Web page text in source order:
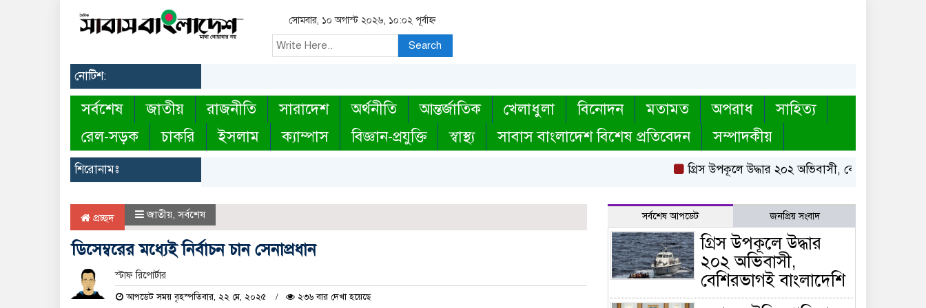
সোমবার, ১০ অগাস্ট ২০২৬, ১০:০২ পূর্বাহ্ন
Search
নোটিশ:
সর্বশেষ জাতীয় রাজনীতি সারাদেশ অর্থনীতি আন্তর্জাতিক খেলাধুলা বিনোদন মতামত অপরাধ
সাহিত্য
রেল-সড়ক
চাকরি ইসলাম ক্যাম্পাস বিজ্ঞান-প্রযুক্তি স্বাস্থ্য সাবাস বাংলাদেশ বিশেষ প্রতিবেদন সম্পাদকীয়
শিরোনামঃ গ্রিস উপকূলে উদ্ধার ২০২ অভিবাসী, বেশিরভাগই বাংলাদেশি
প্রচ্ছদ জাতীয়,সর্বশেষ
ডিসেম্বরের মধ্যেই নির্বাচন চান সেনাপ্রধান
স্টাফ রিপোর্টার
আপডেট সময় বৃহস্পতিবার, ২২ মে, ২০২৫ ২৩৬ বার দেখা হয়েছে
সর্বশেষ আপডেট জনপ্রিয় সংবাদ
গ্রিস উপকূলে উদ্ধার
২০২ অভিবাসী,
বেশিরভাগই বাংলাদেশি